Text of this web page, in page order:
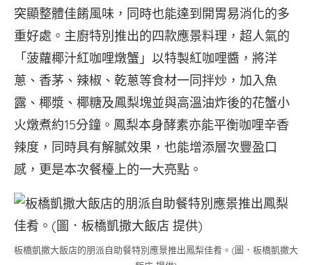
突顯整體佳餚風味，同時也能達到開胃易消化的多
重好處。主廚特別推出的四款應景料理，超人氣的
「菠蘿椰汁紅咖哩燉蟹」以特製紅咖哩醬，將洋
蔥、香茅、辣椒、乾蔥等食材一同拌炒，加入魚
露、椰漿、椰糖及鳳梨塊並與高溫油炸後的花蟹小
火燉煮約15分鐘。鳳梨本身酵素亦能平衡咖哩辛香
辣度，同時具有解膩效果，也能增添層次豐盈口
感，更是本次餐檯上的一大亮點。
板橋凱撒大飯店的朋派自助餐特別應景推出鳳梨佳肴。(圖．板橋凱撒大